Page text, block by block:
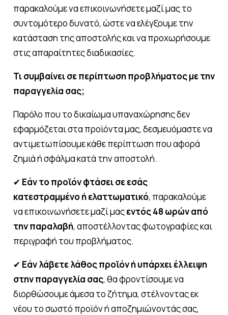
ELAiKOS
Το προϊόν
Η παραγωγή
Επικοινωνία
eshop
EN
παρακαλούμε να επικοινωνήσετε μαζί μας το
συντομότερο δυνατό, ώστε να ελέγξουμε την
κατάσταση της αποστολής και να προχωρήσουμε
στις απαραίτητες διαδικασίες.
Τι συμβαίνει σε περίπτωση προβλήματος με την
παραγγελία σας;
Παρόλο που το δικαίωμα υπαναχώρησης δεν
εφαρμόζεται στα προϊόντα μας, δεσμευόμαστε να
αντιμετωπίσουμε κάθε περίπτωση που αφορά
ζημιά ή σφάλμα κατά την αποστολή.
✔ Εάν το προϊόν φτάσει σε εσάς
κατεστραμμένο ή ελαττωματικό, παρακαλούμε
να επικοινωνήσετε μαζί μαςεντός 48 ωρών από
την παραλαβή, αποστέλλοντας φωτογραφίες και
περιγραφή του προβλήματος.
✔ Εάν λάβετε λάθος προϊόν ή υπάρχει έλλειψη
στην παραγγελία σας, θα φροντίσουμε να
διορθώσουμε άμεσα το ζήτημα, στέλνοντας εκ
νέου το σωστό προϊόν ή αποζημιώνοντάς σας,